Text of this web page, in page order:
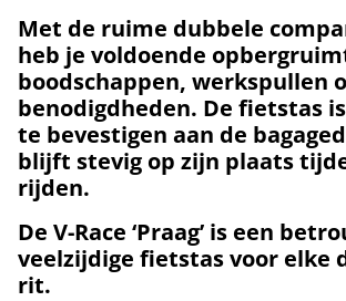
Met de ruime dubbele
heb je voldoende
boodschappen, werkspullen
benodigdheden. De fietstas
te bevestigen aan de
blijft stevig op zijn plaats
rijden.
De V-Race ‘Praag’ is een
veelzijdige fietstas voor elke
rit.